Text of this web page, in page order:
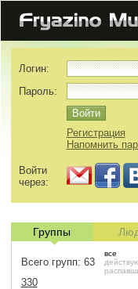
Логин:
Пароль:
Регистрация
Напомнить
Войти
через:
Группы
Всего групп: 63
все
330